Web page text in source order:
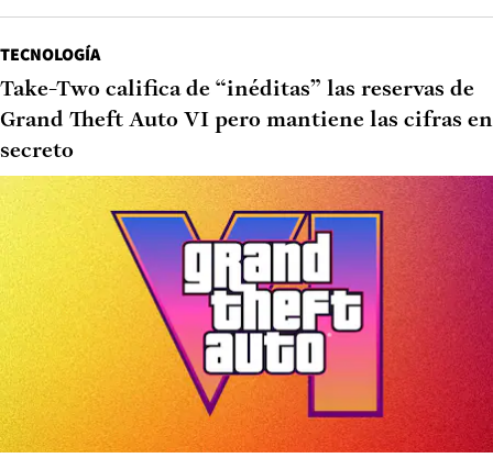
TECNOLOGÍA
Take-Two califica de “inéditas” las reservas de
Grand Theft Auto VI pero mantiene las cifras en
secreto